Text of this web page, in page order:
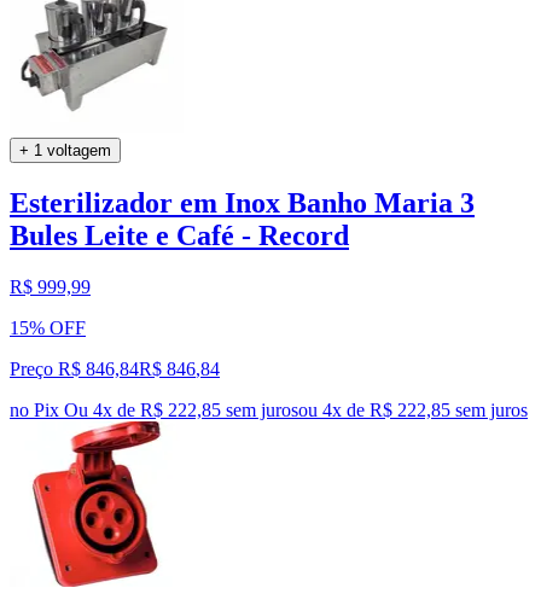
+ 1 voltagem
Esterilizador em Inox Banho Maria 3
Bules Leite e Café - Record
R$ 999,99
15% OFF
Preço R$ 846,84R$ 846,84
no Pix Ou 4x de R$ 222,85 sem jurosou 4x de R$ 222,85 sem juros